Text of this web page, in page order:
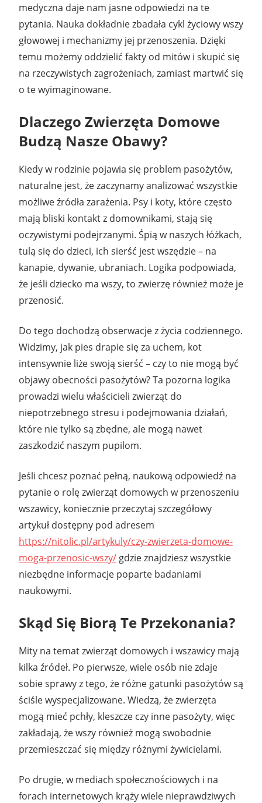
medyczna daje nam jasne odpowiedzi na te
pytania. Nauka dokładnie zbadała cykl życiowy wszy
głowowej i mechanizmy jej przenoszenia. Dzięki
temu możemy oddzielić fakty od mitów i skupić się
na rzeczywistych zagrożeniach, zamiast martwić się
o te wyimaginowane.
Dlaczego Zwierzęta Domowe
Budzą Nasze Obawy?
Kiedy w rodzinie pojawia się problem pasożytów,
naturalne jest, że zaczynamy analizować wszystkie
możliwe źródła zarażenia. Psy i koty, które często
mają bliski kontakt z domownikami, stają się
oczywistymi podejrzanymi. Śpią w naszych łóżkach,
tulą się do dzieci, ich sierść jest wszędzie – na
kanapie, dywanie, ubraniach. Logika podpowiada,
że jeśli dziecko ma wszy, to zwierzę również może je
przenosić.
Do tego dochodzą obserwacje z życia codziennego.
Widzimy, jak pies drapie się za uchem, kot
intensywnie liże swoją sierść – czy to nie mogą być
objawy obecności pasożytów? Ta pozorna logika
prowadzi wielu właścicieli zwierząt do
niepotrzebnego stresu i podejmowania działań,
które nie tylko są zbędne, ale mogą nawet
zaszkodzić naszym pupilom.
Jeśli chcesz poznać pełną, naukową odpowiedź na
pytanie o rolę zwierząt domowych w przenoszeniu
wszawicy, koniecznie przeczytaj szczegółowy
artykuł dostępny pod adresem
https://nitolic.pl/artykuly/czy-zwierzeta-domowe-
moga-przenosic-wszy/ gdzie znajdziesz wszystkie
niezbędne informacje poparte badaniami
naukowymi.
Skąd Się Biorą Te Przekonania?
Mity na temat zwierząt domowych i wszawicy mają
kilka źródeł. Po pierwsze, wiele osób nie zdaje
sobie sprawy z tego, że różne gatunki pasożytów są
ściśle wyspecjalizowane. Wiedzą, że zwierzęta
mogą mieć pchły, kleszcze czy inne pasożyty, więc
zakładają, że wszy również mogą swobodnie
przemieszczać się między różnymi żywicielami.
Po drugie, w mediach społecznościowych i na
forach internetowych krąży wiele nieprawdziwych